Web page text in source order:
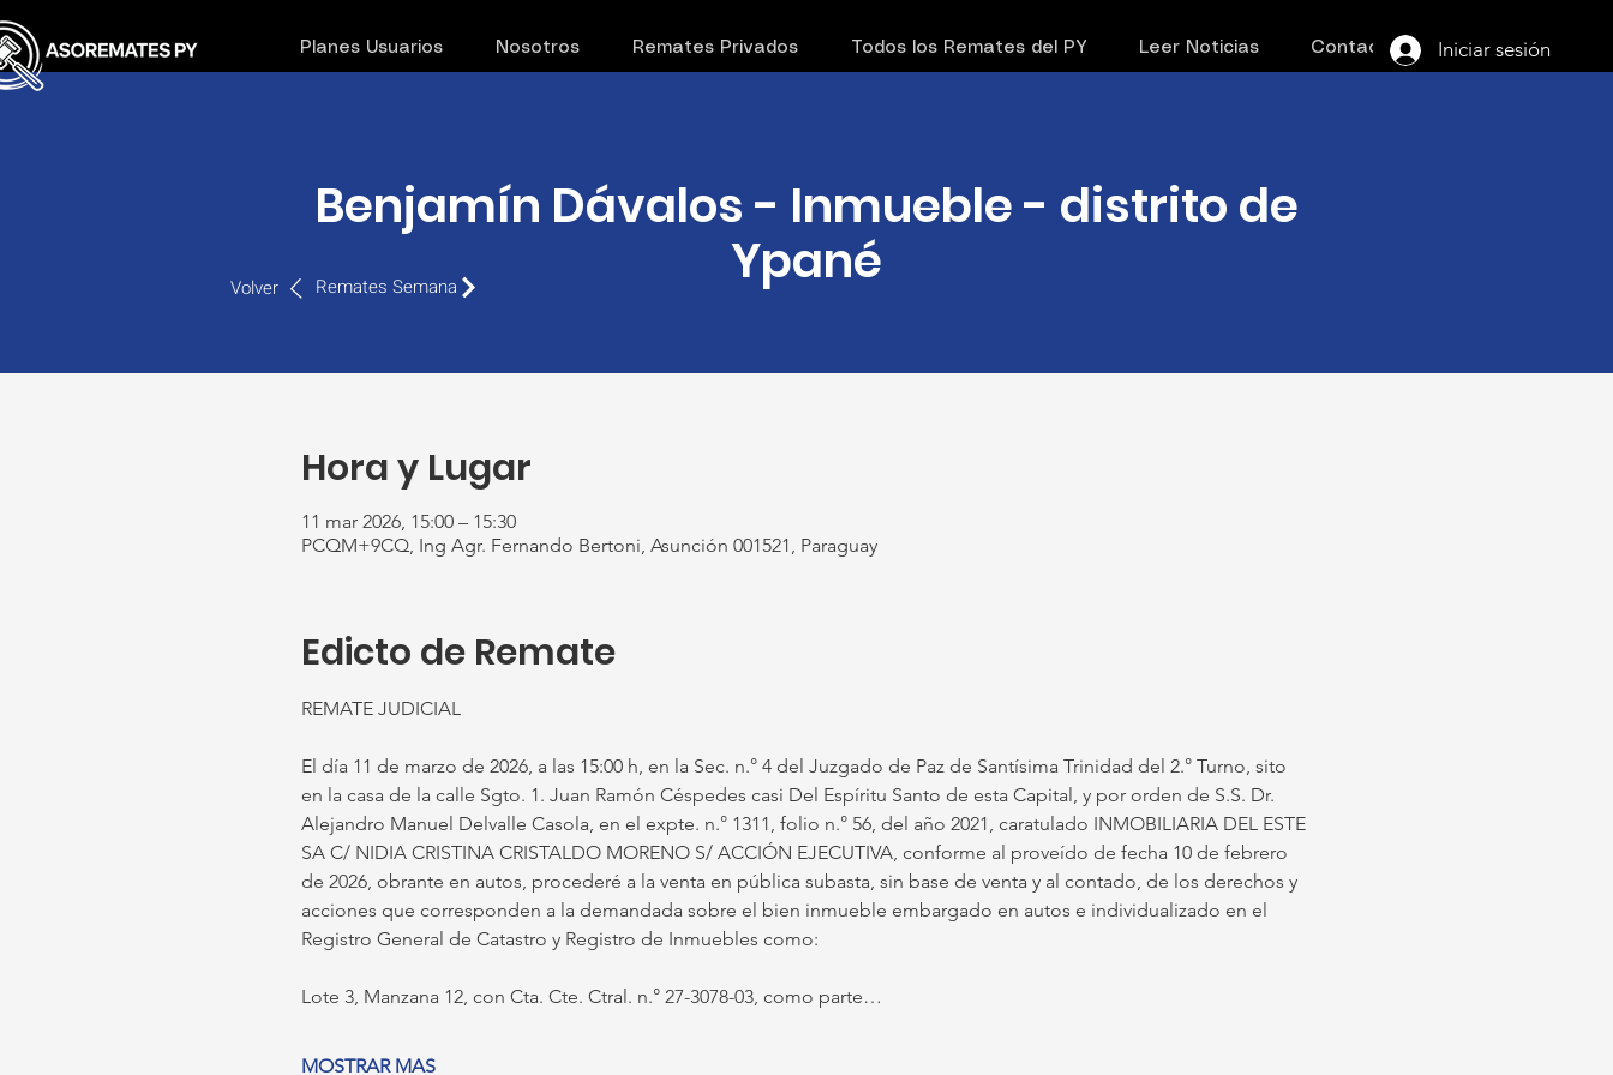
Planes Usuarios Nosotros Remates Privados Todos los Remates del PY Leer Noticias Contacto Iniciar sesión
Benjamín Dávalos - Inmueble - distrito de
Ypané
Hora y Lugar
11 mar 2026, 15:00 – 15:30
PCQM+9CQ, Ing Agr. Fernando Bertoni, Asunción 001521, Paraguay
Edicto de Remate
REMATE JUDICIAL
El día 11 de marzo de 2026, a las 15:00 h, en la Sec. n.° 4 del Juzgado de Paz de Santísima Trinidad del 2.° Turno, sito
en la casa de la calle Sgto. 1. Juan Ramón Céspedes casi Del Espíritu Santo de esta Capital, y por orden de S.S. Dr.
Alejandro Manuel Delvalle Casola, en el expte. n.° 1311, folio n.° 56, del año 2021, caratulado INMOBILIARIA DEL ESTE
SA C/ NIDIA CRISTINA CRISTALDO MORENO S/ ACCIÓN EJECUTIVA, conforme al proveído de fecha 10 de febrero
de 2026, obrante en autos, procederé a la venta en pública subasta, sin base de venta y al contado, de los derechos y
acciones que corresponden a la demandada sobre el bien inmueble embargado en autos e individualizado en el
Registro General de Catastro y Registro de Inmuebles como:
Lote 3, Manzana 12, con Cta. Cte. Ctral. n.° 27-3078-03, como parte…
MOSTRAR MAS
Remates Semana
Volver